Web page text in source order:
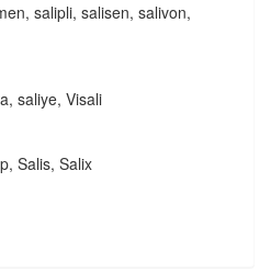
salipli, salisen, salivon,
saliye, Visali
Salis, Salix